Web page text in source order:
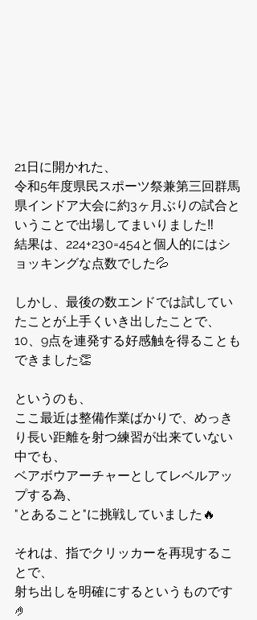
21日に開かれた、
令和5年度県民スポーツ祭兼第三回群馬
県インドア大会に約3ヶ月ぶりの試合と
いうことで出場してまいりました‼️
結果は、224+230=454と個人的にはシ
ョッキングな点数でした💦
しかし、最後の数エンドでは試してい
たことが上手くいき出したことで、
10、9点を連発する好感触を得ることも
できました👏
というのも、
ここ最近は整備作業ばかりで、めっき
り長い距離を射つ練習が出来ていない
中でも、
ベアボウアーチャーとしてレベルアッ
プする為、
"とあること"に挑戦していました🔥
それは、指でクリッカーを再現するこ
とで、
射ち出しを明確にするというものです
🤌